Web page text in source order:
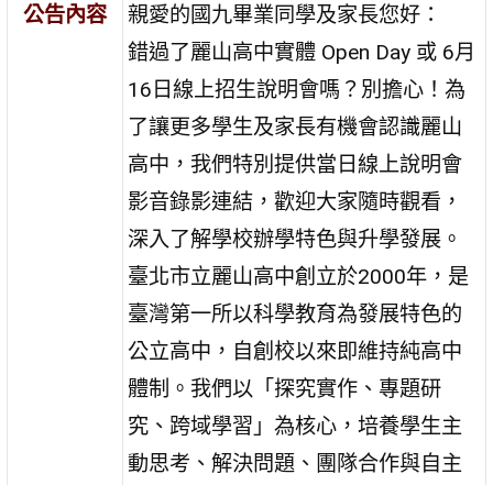
公告內容
親愛的國九畢業同學及家長您好：
錯過了麗山高中實體 Open Day 或 6月
16日線上招生說明會嗎？別擔心！為
了讓更多學生及家長有機會認識麗山
高中，我們特別提供當日線上說明會
影音錄影連結，歡迎大家隨時觀看，
深入了解學校辦學特色與升學發展。
臺北市立麗山高中創立於2000年，是
臺灣第一所以科學教育為發展特色的
公立高中，自創校以來即維持純高中
體制。我們以「探究實作、專題研
究、跨域學習」為核心，培養學生主
動思考、解決問題、團隊合作與自主